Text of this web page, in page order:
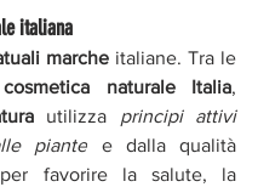
italiana
marche italiane. Tra le
cosmetica naturale Italia
utilizza principi attivi
piante e dalla qualità
favorire la salute, la